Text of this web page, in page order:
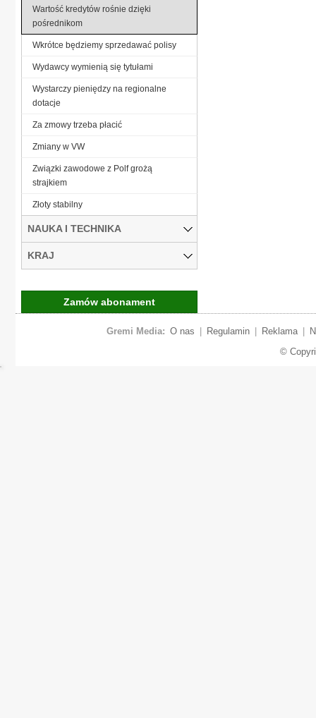
Wartość kredytów rośnie dzięki
pośrednikom
Wkrótce będziemy sprzedawać polisy
Wydawcy wymienią się tytułami
Wystarczy pieniędzy na regionalne
dotacje
Za zmowy trzeba płacić
Zmiany w VW
Związki zawodowe z Polf grożą
strajkiem
Złoty stabilny
NAUKA I TECHNIKA
KRAJ
Zamów abonament
Gremi Media: O nas Regulamin Reklama
©